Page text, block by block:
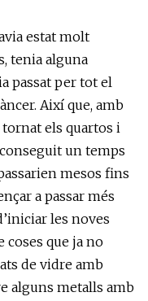
estat molt
tenia alguna
passat per tot el
Així que, amb
tornat els quartos i
un temps
mesos fins
a passar més
les noves
coses que ja no
de vidre amb
alguns metalls amb